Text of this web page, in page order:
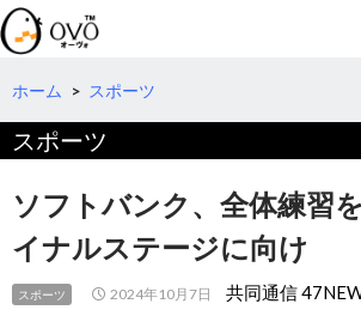
検
索
コ
テ
へ
ホーム > スポーツ
スポーツ
ソフトバンク、全体練習
イナルステージに向け
スポーツ 2024年10月7日 共同通信